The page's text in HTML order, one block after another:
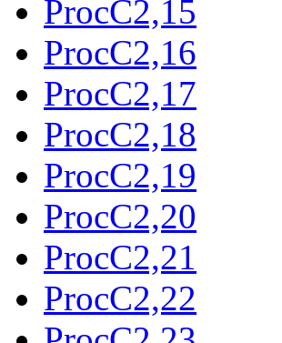
ProcC2,15
ProcC2,16
ProcC2,17
ProcC2,18
ProcC2,19
ProcC2,20
ProcC2,21
ProcC2,22